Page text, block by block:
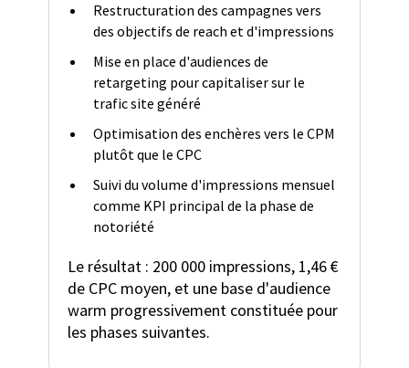
Restructuration des campagnes vers
des objectifs de reach et d'impressions
Mise en place d'audiences de
retargeting pour capitaliser sur le
trafic site généré
Optimisation des enchères vers le CPM
plutôt que le CPC
Suivi du volume d'impressions mensuel
comme KPI principal de la phase de
notoriété
Le résultat : 200 000 impressions, 1,46 €
de CPC moyen, et une base d'audience
warm progressivement constituée pour
les phases suivantes.